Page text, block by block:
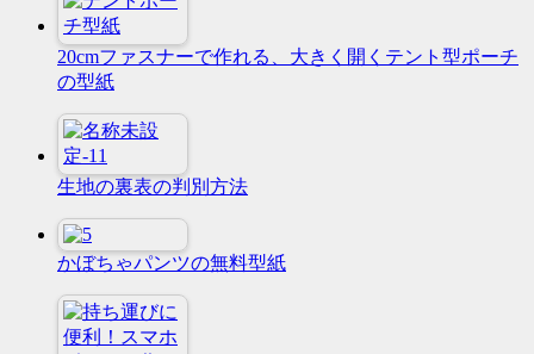
20cmファスナーで作れる、大きく開くテント型ポーチ
の型紙
生地の裏表の判別方法
かぼちゃパンツの無料型紙